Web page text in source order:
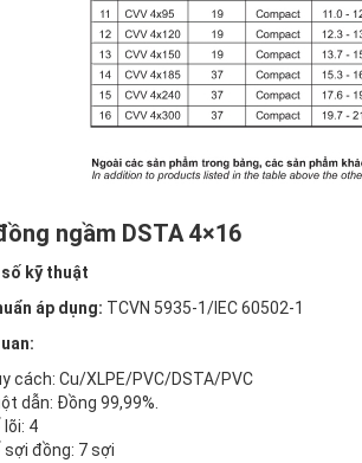
ngầm DSTA 4×16
kỹ thuật
áp dụng: TCVN 5935-1/IEC 60502-1
cách: Cu/XLPE/PVC/DSTA/PVC
dẫn: Đồng 99,99%.
lõi: 4
sợi đồng: 7 sợi